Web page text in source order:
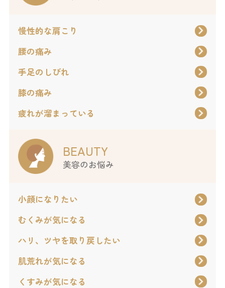
慢性的な肩こり
腰の痛み
手足のしびれ
膝の痛み
疲れが溜まっている
BEAUTY
美容のお悩み
小顔になりたい
むくみが気になる
ハリ、ツヤを取り戻したい
肌荒れが気になる
くすみが気になる